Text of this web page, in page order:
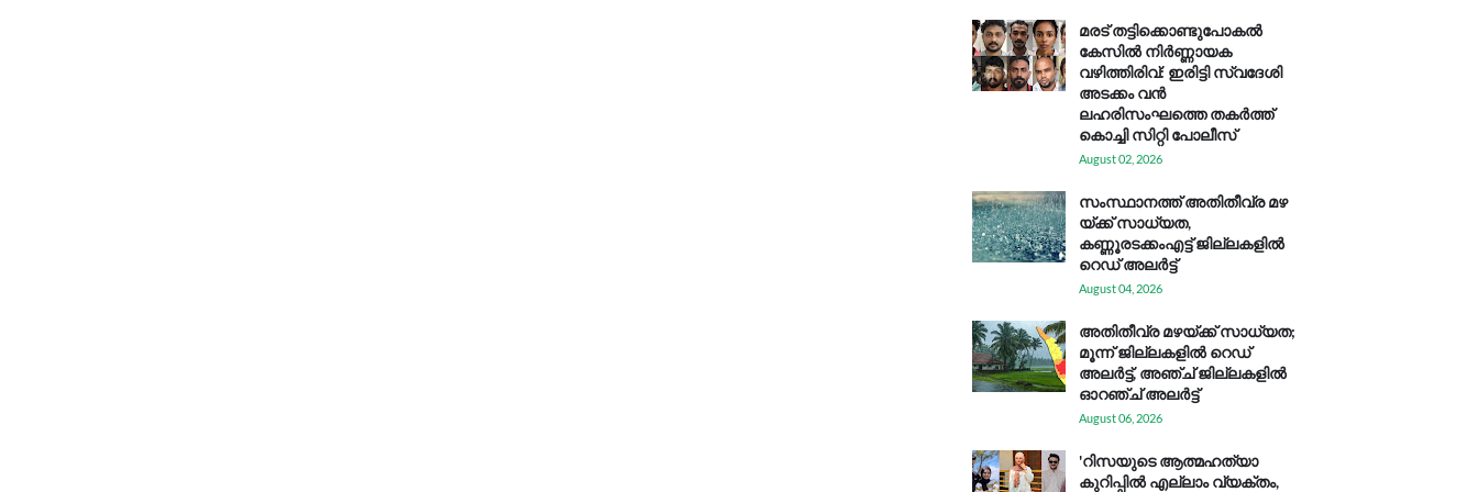
മരട് തട്ടിക്കൊണ്ടുപോകൽ
കേസിൽ നിർണ്ണായക
വഴിത്തിരിവ്: ഇരിട്ടി സ്വദേശി
അടക്കം വൻ
ലഹരിസംഘത്തെ തകർത്ത്
കൊച്ചി സിറ്റി പോലീസ്
August 02, 2026
സം​സ്ഥാ​ന​ത്ത് അ​തി​തീ​വ്ര മ​ഴ​
യ്ക്ക് സാ​ധ്യ​ത,
കണ്ണൂരടക്കംഎ​ട്ട് ജി​ല്ല​ക​ളി​ൽ
റെ​ഡ് അ​ലർ​ട്ട്
August 04, 2026
അതിതീവ്ര മഴയ്ക്ക് സാധ്യത;
മൂന്ന് ജില്ലകളിൽ റെഡ്
അലർട്ട്, അഞ്ച് ജില്ലകളിൽ
ഓറഞ്ച് അലർട്ട്
August 06, 2026
'റിസയുടെ ആത്മഹത്യാ
കുറിപ്പിൽ എല്ലാം വ്യക്തം,